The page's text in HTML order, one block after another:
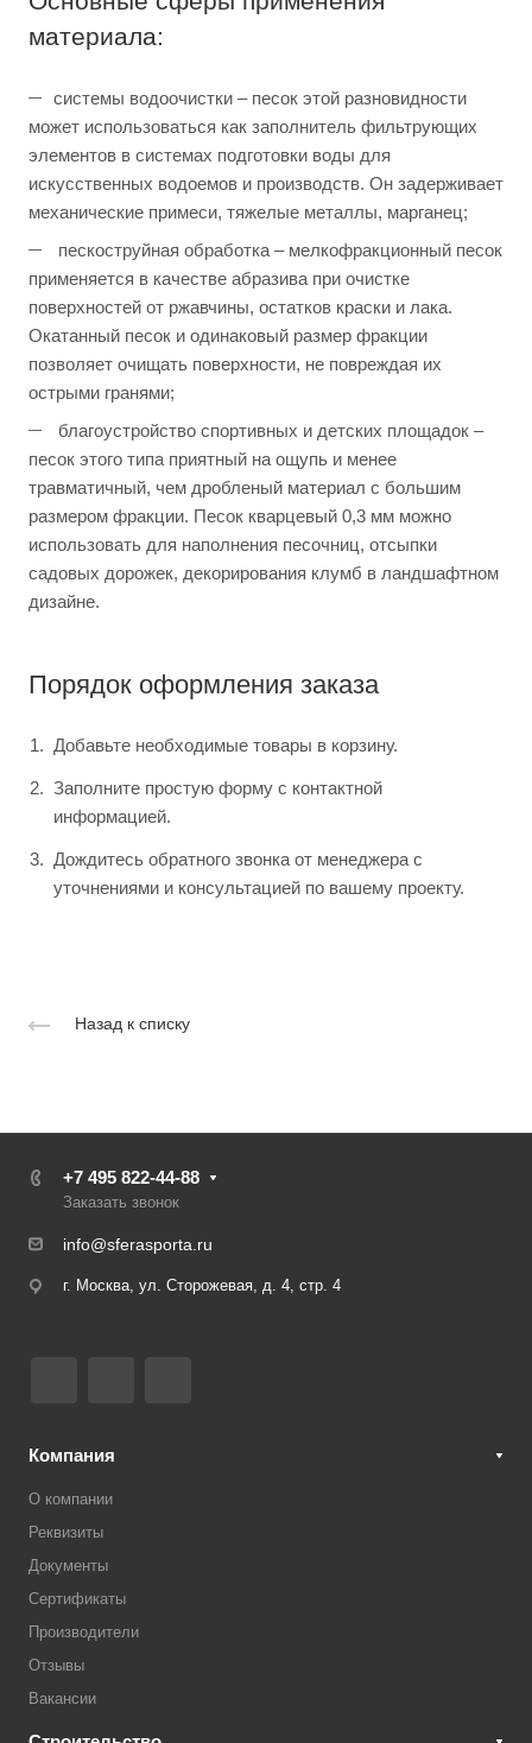
материала:
системы водоочистки – песок этой разновидности
может использоваться как заполнитель фильтрующих
элементов в системах подготовки воды для
искусственных водоемов и производств. Он задерживает
механические примеси, тяжелые металлы, марганец;
пескоструйная обработка – мелкофракционный песок
применяется в качестве абразива при очистке
поверхностей от ржавчины, остатков краски и лака.
Окатанный песок и одинаковый размер фракции
позволяет очищать поверхности, не повреждая их
острыми гранями;
благоустройство спортивных и детских площадок –
песок этого типа приятный на ощупь и менее
травматичный, чем дробленый материал с большим
размером фракции. Песок кварцевый 0,3 мм можно
использовать для наполнения песочниц, отсыпки
садовых дорожек, декорирования клумб в ландшафтном
дизайне.
Порядок оформления заказа
Добавьте необходимые товары в корзину.
Заполните простую форму с контактной
информацией.
Дождитесь обратного звонка от менеджера с
уточнениями и консультацией по вашему проекту.
Назад к списку
+7 495 822-44-88
Заказать звонок
info@sferasporta.ru
г. Москва, ул. Сторожевая, д. 4, стр. 4
Компания
О компании
Реквизиты
Документы
Сертификаты
Производители
Отзывы
Вакансии